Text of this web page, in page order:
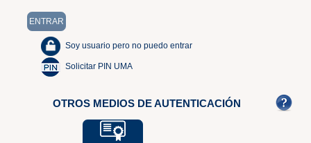
Soy usuario pero no puedo entrar
Solicitar PIN UMA
OTROS MEDIOS DE AUTENTICACIÓN